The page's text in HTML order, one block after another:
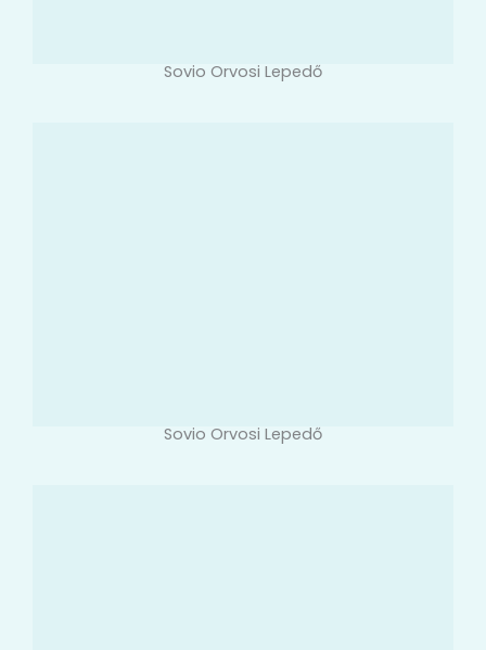
Sovio Orvosi Lepedő
Sovio Orvosi Lepedő